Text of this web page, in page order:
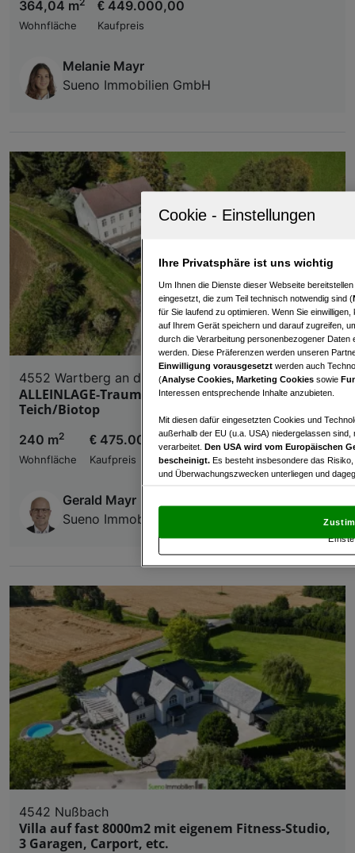
364,04 m
Wohnfläche
€ 449.000,00
Kaufpreis
Melanie Mayr
Sueno Immobilien GmbH
4552 Wartberg an der Krems
ALLEINLAGE-Traum neben Bach samt
Teich/Biotop
240 m2
Wohnfläche
€ 475.000,00
Kaufpreis
Gerald Mayr
Sueno Immobilien GmbH
4542 Nußbach
Villa auf fast 8000m2 mit eigenem Fitness-Studio,
3 Garagen, Carport, etc.
Ihre Privatsphäre ist uns wichtig
Um Ihnen die Dienste dieser Webseite
eingesetzt, die zum Teil technisch notwendig sind (
für Sie laufend zu optimieren. Wenn Sie
auf Ihrem Gerät speichern und darauf zugreifen,
durch die Verarbeitung personenbezogener
werden. Diese Präferenzen werden unseren
Einwilligung vorausgesetzt werden auch
(Analyse Cookies, Marketing Cookies sowie
Interessen entsprechende Inhalte anzubieten.
Mit diesen dafür eingesetzten Cookies und
außerhalb der EU (u.a. USA) niedergelassen
verarbeitet. Den USA wird vom Europäischen
bescheinigt. Es besteht insbesondere das
und Überwachungszwecken unterliegen und
und Widerspruch gegen die Verarbeitung auf der
„Cookie Einstellungen“, die sich auf jeder Seite
Wir und unsere Partner verarbeiten
Verwendung genauer Standortdaten.
Zugriff auf Informationen auf einem Endgerät.
und der Performance von Inhalten,
Liste der Partner (Lieferanten)